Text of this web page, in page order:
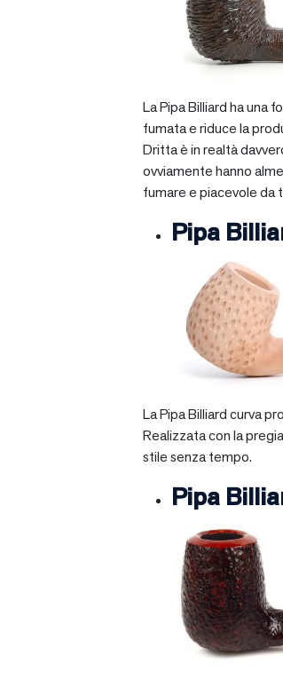
La Pipa Billiard ha una
fumata e riduce la
Dritta è in realtà
ovviamente hanno
fumare e piacevole da
Pipa
La Pipa Billiard curva
Realizzata con la
stile senza tempo.
Pipa